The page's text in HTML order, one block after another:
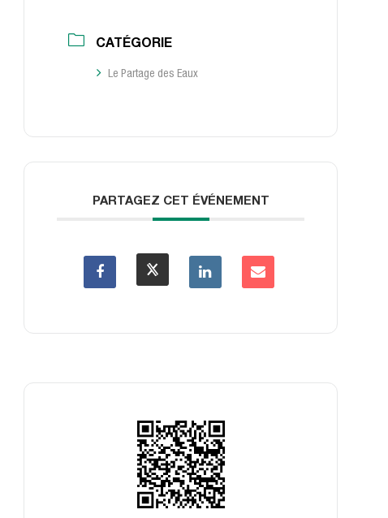
CATÉGORIE
Le Partage des Eaux
PARTAGEZ CET ÉVÉNEMENT